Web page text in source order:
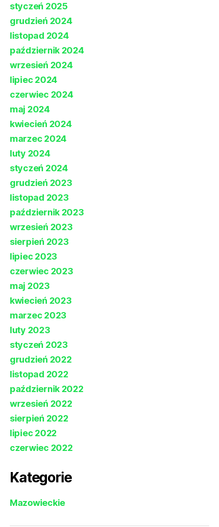
styczeń 2025
grudzień 2024
listopad 2024
październik 2024
wrzesień 2024
lipiec 2024
czerwiec 2024
maj 2024
kwiecień 2024
marzec 2024
luty 2024
styczeń 2024
grudzień 2023
listopad 2023
październik 2023
wrzesień 2023
sierpień 2023
lipiec 2023
czerwiec 2023
maj 2023
kwiecień 2023
marzec 2023
luty 2023
styczeń 2023
grudzień 2022
listopad 2022
październik 2022
wrzesień 2022
sierpień 2022
lipiec 2022
czerwiec 2022
Kategorie
Mazowieckie